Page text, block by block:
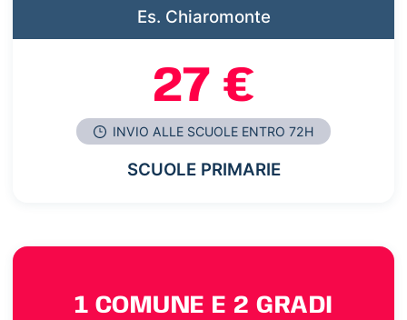
Es. Chiaromonte
27 €
INVIO ALLE SCUOLE ENTRO 72H
SCUOLE PRIMARIE
1 COMUNE E 2 GRADI